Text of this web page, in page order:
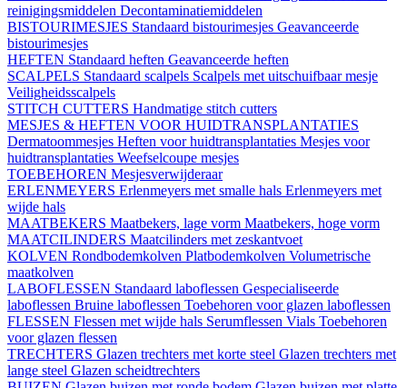
reinigingsmiddelen Decontaminatiemiddelen
BISTOURIMESJES Standaard bistourimesjes Geavanceerde
bistourimesjes
HEFTEN Standaard heften Geavanceerde heften
SCALPELS Standaard scalpels Scalpels met uitschuifbaar mesje
Veiligheidsscalpels
STITCH CUTTERS Handmatige stitch cutters
MESJES & HEFTEN VOOR HUIDTRANSPLANTATIES
Dermatoommesjes Heften voor huidtransplantaties Mesjes voor
huidtransplantaties Weefselcoupe mesjes
TOEBEHOREN Mesjesverwijderaar
ERLENMEYERS Erlenmeyers met smalle hals Erlenmeyers met
wijde hals
MAATBEKERS Maatbekers, lage vorm Maatbekers, hoge vorm
MAATCILINDERS Maatcilinders met zeskantvoet
KOLVEN Rondbodemkolven Platbodemkolven Volumetrische
maatkolven
LABOFLESSEN Standaard laboflessen Gespecialiseerde
laboflessen Bruine laboflessen Toebehoren voor glazen laboflessen
FLESSEN Flessen met wijde hals Serumflessen Vials Toebehoren
voor glazen flessen
TRECHTERS Glazen trechters met korte steel Glazen trechters met
lange steel Glazen scheidtrechters